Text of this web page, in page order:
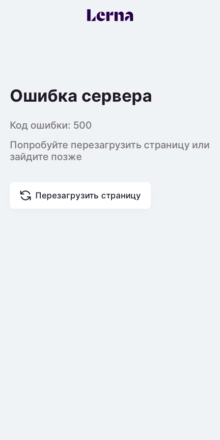
Ошибка сервера
Код ошибки: 500
Попробуйте перезагрузить страницу или
зайдите позже
Перезагрузить страницу